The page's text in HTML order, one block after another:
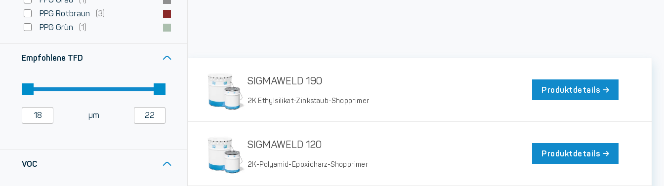
PPG Rotbraun (3)
PPG Grün (1)
Empfohlene TFD
µm
VOC
SIGMAWELD 190
2K Ethylsilikat-Zinkstaub-Shopprimer
Produktdetails
SIGMAWELD 120
2K-Polyamid-Epoxidharz-Shopprimer
Produktdetails